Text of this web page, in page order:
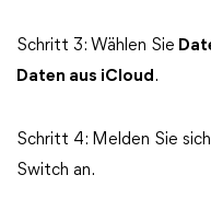
Schritt 3: Wählen Sie
Daten aus iCloud.
Schritt 4: Melden Sie
Switch an.